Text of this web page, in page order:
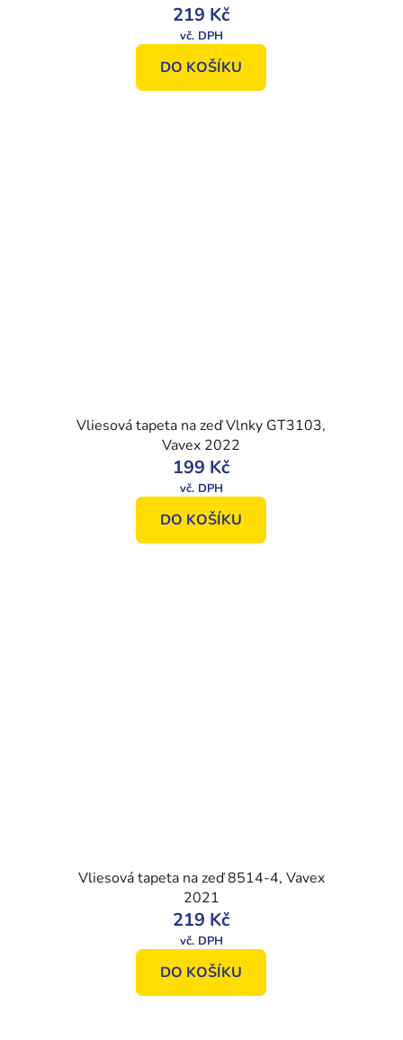
219 Kč
DO KOŠÍKU
Vliesová tapeta na zeď Vlnky GT3103,
Vavex 2022
199 Kč
DO KOŠÍKU
Vliesová tapeta na zeď 8514-4, Vavex
2021
219 Kč
DO KOŠÍKU